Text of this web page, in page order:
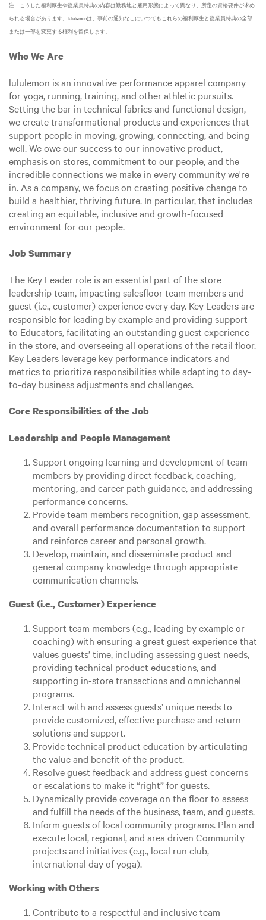
注：こうした福利厚生や従業員特典の内容は勤務地と雇用形態によって異なり、所定の資格要件が求め
られる場合があります。lululemonは、事前の通知なしにいつでもこれらの福利厚生と従業員特典の全部
または一部を変更する権利を留保します。
Who We Are
lululemon is an innovative performance apparel company
for yoga, running, training, and other athletic pursuits.
Setting the bar in technical fabrics and functional design,
we create transformational products and experiences that
support people in moving, growing, connecting, and being
well. We owe our success to our innovative product,
emphasis on stores, commitment to our people, and the
incredible connections we make in every community we're
in. As a company, we focus on creating positive change to
build a healthier, thriving future. In particular, that includes
creating an equitable, inclusive and growth-focused
environment for our people.
Job Summary
The Key Leader role is an essential part of the store
leadership team, impacting salesfloor team members and
guest (i.e., customer) experience every day. Key Leaders are
responsible for leading by example and providing support
to Educators, facilitating an outstanding guest experience
in the store, and overseeing all operations of the retail floor.
Key Leaders leverage key performance indicators and
metrics to prioritize responsibilities while adapting to day-
to-day business adjustments and challenges.
Core Responsibilities of the Job
Leadership and People Management
Support ongoing learning and development of team
members by providing direct feedback, coaching,
mentoring, and career path guidance, and addressing
performance concerns.
Provide team members recognition, gap assessment,
and overall performance documentation to support
and reinforce career and personal growth.
Develop, maintain, and disseminate product and
general company knowledge through appropriate
communication channels.
Guest (i.e., Customer) Experience
Support team members (e.g., leading by example or
coaching) with ensuring a great guest experience that
values guests’ time, including assessing guest needs,
providing technical product educations, and
supporting in-store transactions and omnichannel
programs.
Interact with and assess guests’ unique needs to
provide customized, effective purchase and return
solutions and support.
Provide technical product education by articulating
the value and benefit of the product.
Resolve guest feedback and address guest concerns
or escalations to make it “right” for guests.
Dynamically provide coverage on the floor to assess
and fulfill the needs of the business, team, and guests.
Inform guests of local community programs. Plan and
execute local, regional, and area driven Community
projects and initiatives (e.g., local run club,
international day of yoga).
Working with Others
Contribute to a respectful and inclusive team